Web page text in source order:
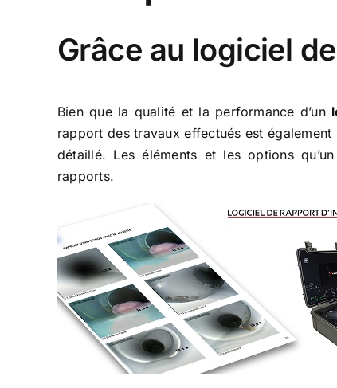
Grâce au logiciel
Bien que la qualité et la performance d’un
rapport des travaux effectués est
détaillé. Les éléments et les options qu’un
rapports.